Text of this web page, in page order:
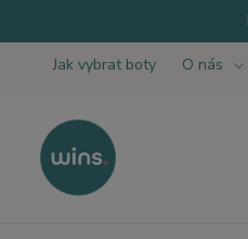
Jak vybrat boty O nás